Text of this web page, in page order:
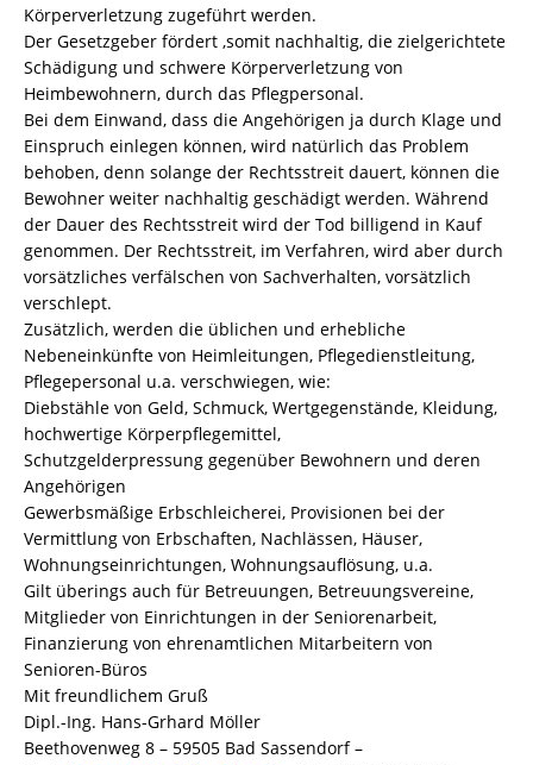
Körperverletzung zugeführt werden.
Der Gesetzgeber fördert ,somit nachhaltig, die zielgerichtete
Schädigung und schwere Körperverletzung von
Heimbewohnern, durch das Pflegpersonal.
Bei dem Einwand, dass die Angehörigen ja durch Klage und
Einspruch einlegen können, wird natürlich das Problem
behoben, denn solange der Rechtsstreit dauert, können die
Bewohner weiter nachhaltig geschädigt werden. Während
der Dauer des Rechtsstreit wird der Tod billigend in Kauf
genommen. Der Rechtsstreit, im Verfahren, wird aber durch
vorsätzliches verfälschen von Sachverhalten, vorsätzlich
verschlept.
Zusätzlich, werden die üblichen und erhebliche
Nebeneinkünfte von Heimleitungen, Pflegedienstleitung,
Pflegepersonal u.a. verschwiegen, wie:
Diebstähle von Geld, Schmuck, Wertgegenstände, Kleidung,
hochwertige Körperpflegemittel,
Schutzgelderpressung gegenüber Bewohnern und deren
Angehörigen
Gewerbsmäßige Erbschleicherei, Provisionen bei der
Vermittlung von Erbschaften, Nachlässen, Häuser,
Wohnungseinrichtungen, Wohnungsauflösung, u.a.
Gilt überings auch für Betreuungen, Betreuungsvereine,
Mitglieder von Einrichtungen in der Seniorenarbeit,
Finanzierung von ehrenamtlichen Mitarbeitern von
Senioren-Büros
Mit freundlichem Gruß
Dipl.-Ing. Hans-Grhard Möller
Beethovenweg 8 – 59505 Bad Sassendorf –